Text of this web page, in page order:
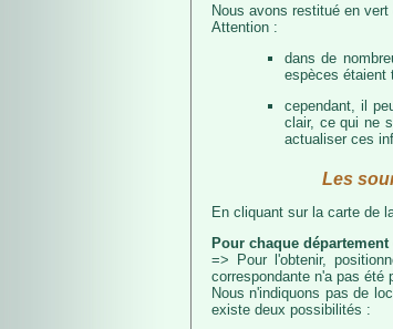
Nous avons restitué en
Attention :
dans de
espèces étaient
cependant, il
clair, ce qui ne
actualiser ces
Les
En cliquant sur la carte de
Pour chaque
=> Pour l'obtenir,
correspondante n'a pas été
Nous n'indiquons pas de
existe deux possibilités :